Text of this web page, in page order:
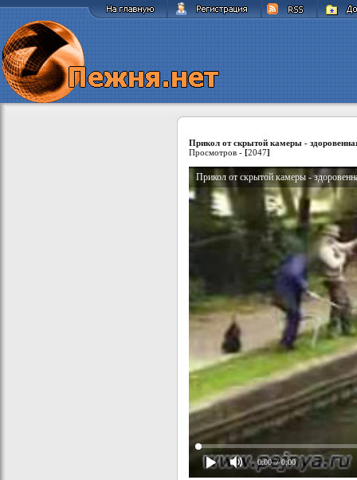
Прикол от скрытой камеры -
Просмотров - [2047]
Прикол от скрытой камеры -
0:00 / 0:00